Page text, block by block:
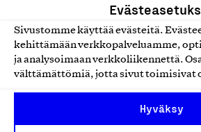
Sivustomme käyttää evästeitä.
kehittämään verkkopalveluamme,
ja analysoimaan verkkoliikennettä.
välttämättömiä, jotta sivut toimisivat
Hyväksy